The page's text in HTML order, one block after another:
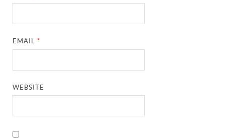
EMAIL*
WEBSITE